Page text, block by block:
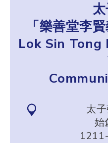
「樂善堂李
Lok Sin Tong
太
始